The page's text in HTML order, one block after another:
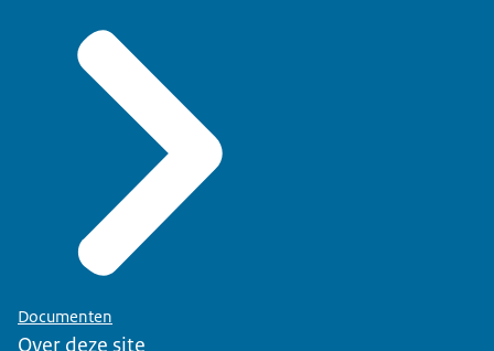
Documenten
Over deze site